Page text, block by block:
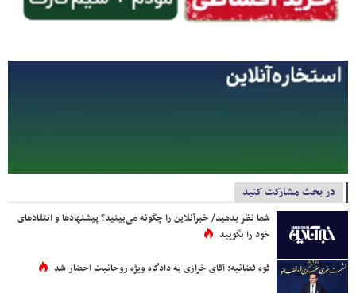
در بحث مشارکت کنید
شما نظر بدهید/ خبرآنلاین را چگونه می‌بینید؟ پیشنهادها و انتقادهای
خود را بگویید
قوه قضائیه: آقای خرازی به دادگاه ویژه روحانیت احضار شد